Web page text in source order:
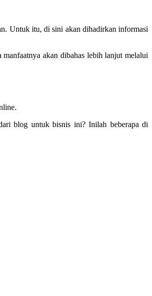
Untuk itu, di sini akan dihadirkan informasi
akan dibahas lebih lanjut melalui
blog untuk bisnis ini? Inilah beberapa di